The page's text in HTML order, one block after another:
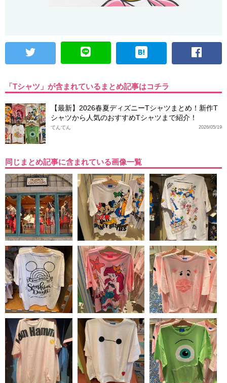
「Tシャツ」が含まれているまとめ記事はコチラ
【最新】2026春夏ディズニーTシャツまとめ！新作T
シャツから人気のおすすめTシャツまで紹介！
2026/05/19
てんてん
同じまとめ記事に含まれている画像一覧